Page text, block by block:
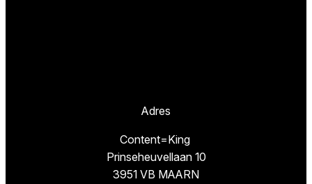
Adres
Content=King
Prinseheuvellaan 10
3951 VB MAARN